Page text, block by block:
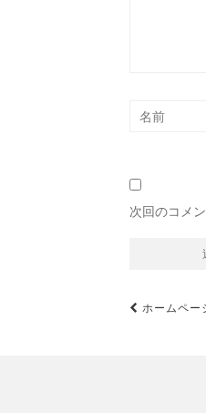
次回のコメ
投ホームペー